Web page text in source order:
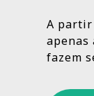
médio e
A partir
apenas
fazem